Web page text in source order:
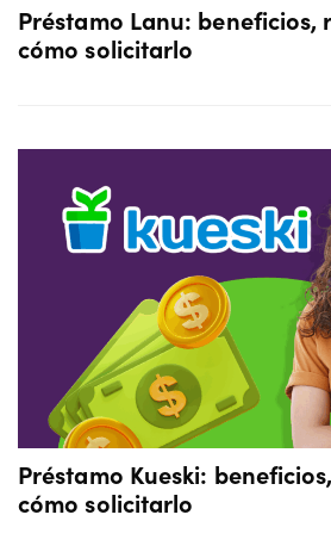
Préstamo Lanu: beneficios,
cómo solicitarlo
Préstamo Kueski:
cómo solicitarlo